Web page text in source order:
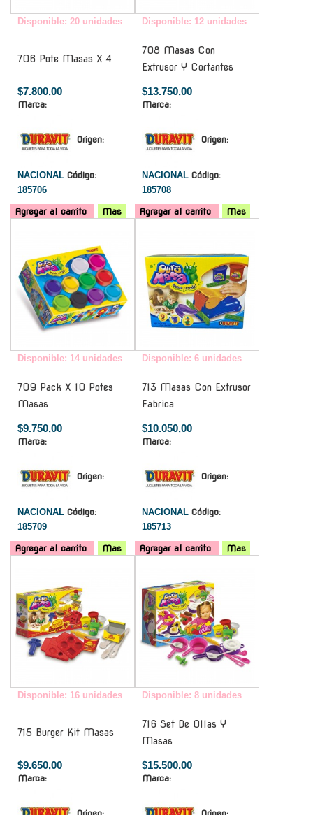
Disponible: 20 unidades
706 Pote Masas X 4
$7.800,00
Marca:
Origen:
NACIONAL Código:
185706
Agregar al carrito Mas
Disponible: 12 unidades
708 Masas Con
Extrusor Y Cortantes
$13.750,00
Marca:
Origen:
NACIONAL Código:
185708
Agregar al carrito
Mas
Disponible: 14 unidades
709 Pack X 10 Potes
Masas
$9.750,00
Marca:
Origen:
NACIONAL Código:
185709
Agregar al carrito Mas
Disponible: 6 unidades
713 Masas Con Extrusor
Fabrica
$10.050,00
Marca:
Origen:
NACIONAL Código:
185713
Agregar al carrito
Mas
Disponible: 16 unidades
715 Burger Kit Masas
$9.650,00
Marca:
Disponible: 8 unidades
716 Set De Ollas Y
Masas
$15.500,00
Marca: